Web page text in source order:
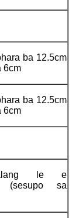
ba 12.5cm
6cm
ba 12.5cm
6cm
le e
(sesupo sa